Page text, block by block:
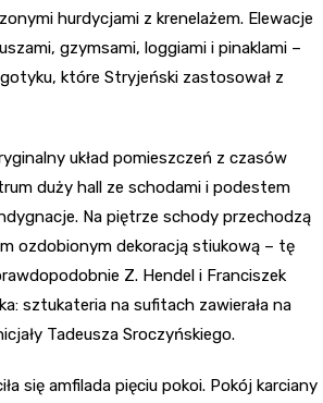
hurdycjami z krenelażem. Elewacje
gzymsami, loggiami i pinaklami –
które Stryjeński zastosował z
układ pomieszczeń z czasów
duży hall ze schodami i podestem
Na piętrze schody przechodzą
ozdobionym dekoracją stiukową – tę
Z. Hendel i Franciszek
sztukateria na sufitach zawierała na
Tadeusza Sroczyńskiego.
się amfilada pięciu pokoi. Pokój karciany